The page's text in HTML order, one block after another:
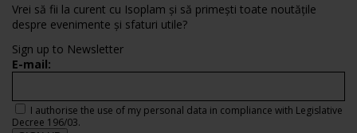
Vrei să fii la curent cu Isoplam și să primești toate noutățile
despre evenimente și sfaturi utile?
Sign up to Newsletter
E-mail:
I authorise the use of my personal data in compliance with Legislative
Decree 196/03.